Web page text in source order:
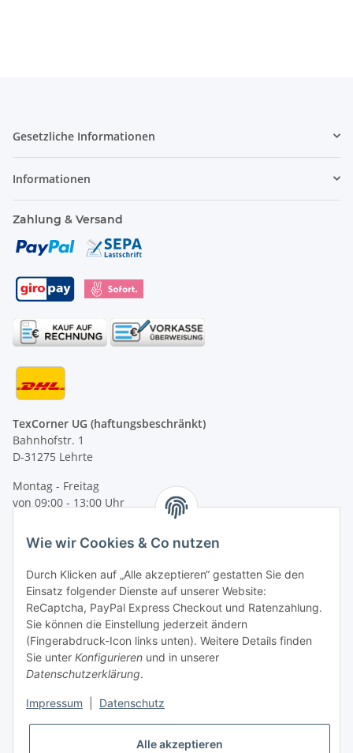
Gesetzliche Informationen
Informationen
Zahlung & Versand
TexCorner UG (haftungsbeschränkt)
Bahnhofstr. 1
D-31275 Lehrte
Montag - Freitag
von 09:00 - 13:00 Uhr
Tel: +49 (0) 5132 8230689
E-Mail:mail@texcorner.de
Vertrag widerrufen
Wie wir Cookies & Co nutzen
Durch Klicken auf „Alle akzeptieren“ gestatten Sie den
Einsatz folgender Dienste auf unserer Website:
ReCaptcha, PayPal Express Checkout und Ratenzahlung.
Sie können die Einstellung jederzeit ändern
(Fingerabdruck-Icon links unten). Weitere Details finden
Sie unter Konfigurieren und in unserer
Datenschutzerklärung.
Impressum Datenschutz
Alle akzeptieren